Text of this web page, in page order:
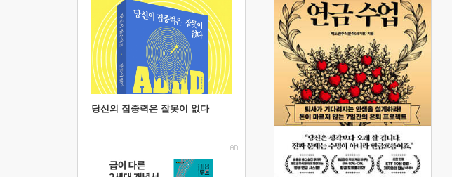
당신의 집중력은 잘못이 없다